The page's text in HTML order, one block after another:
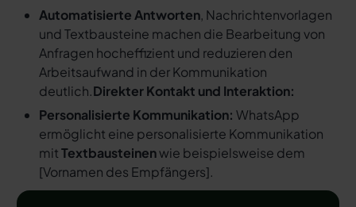
Automatisierte Antworten, Nachrichtenvorlagen
und Textbausteine machen die Bearbeitung von
Anfragen hocheffizient und reduzieren den
Arbeitsaufwand in der Kommunikation
deutlich.Direkter Kontakt und Interaktion:
Personalisierte Kommunikation: WhatsApp
ermöglicht eine personalisierte Kommunikation
mitTextbausteinenwie beispielsweise dem
[Vornamen des Empfängers].